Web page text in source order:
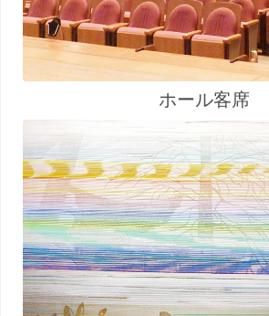
ホール客席